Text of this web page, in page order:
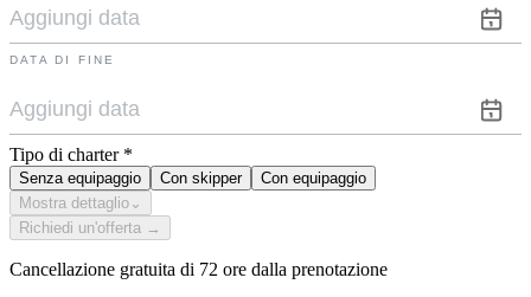
DATA DI FINE
Tipo di charter *
Senza equipaggio Con skipper
Con equipaggio
Mostra dettaglio ⌄
Richiedi un'offerta →
Cancellazione gratuita di 72 ore dalla prenotazione